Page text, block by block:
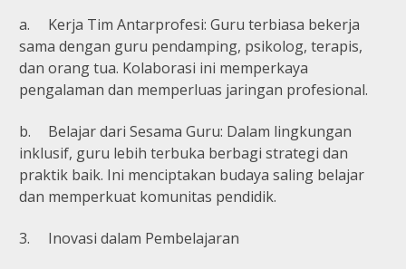
a.
Kerja Tim Antarprofesi: Guru terbiasa bekerja
sama dengan guru pendamping, psikolog, terapis,
dan orang tua. Kolaborasi ini memperkaya
pengalaman dan memperluas jaringan profesional.
b.
Belajar dari Sesama Guru: Dalam lingkungan
inklusif, guru lebih terbuka berbagi strategi dan
praktik baik. Ini menciptakan budaya saling belajar
dan memperkuat komunitas pendidik.
3. Inovasi dalam Pembelajaran